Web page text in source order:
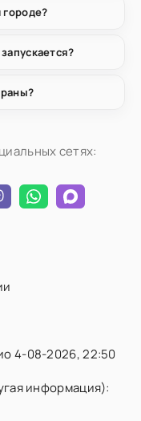
городе?
сетях:
4-08-2026, 22:50
информация):